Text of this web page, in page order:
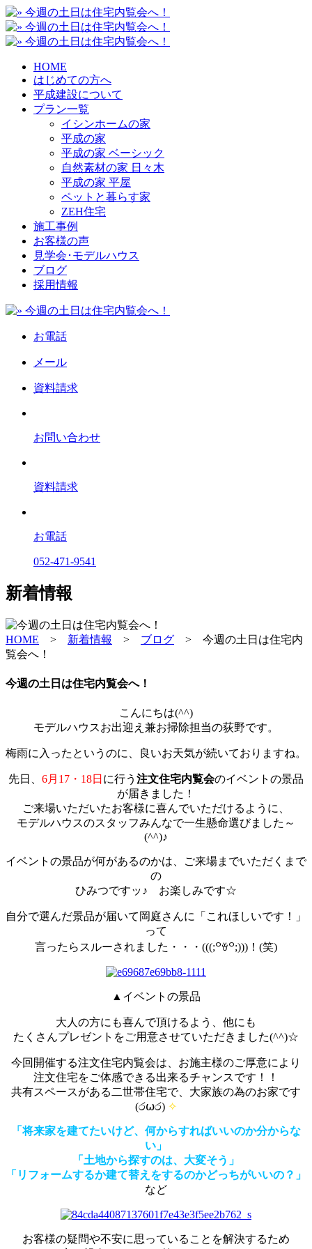
HOME
はじめての方へ
平成建設について
プラン一覧
イシンホームの家
平成の家
平成の家 ベーシック
自然素材の家 日々木
平成の家 平屋
ペットと暮らす家
ZEH住宅
施工事例
お客様の声
見学会･モデルハウス
ブログ
採用情報
お電話
メール
資料請求
お問い合わせ
資料請求
お電話
052-471-9541
新着情報
HOME > 新着情報 > ブログ > 今週の土日は住宅内
覧会へ！
今週の土日は住宅内覧会へ！
こんにちは(^^)
モデルハウスお出迎え兼お掃除担当の荻野です。
梅雨に入ったというのに、良いお天気が続いておりますね。
先日、 6月17・18日 に行う 注文住宅内覧会のイベントの景品
が届きました！
ご来場いただいたお客様に喜んでいただけるように、
モデルハウスのスタッフみんなで一生懸命選びました～
(^^)♪
イベントの景品が何があるのかは、ご来場までいただくまで
の
ひみつですッ♪ お楽しみです☆
自分で選んだ景品が届いて岡庭さんに「これほしいです！」
って
言ったらスルーされました・・・(((;꒪ꈊ꒪;)))！(笑)
▲イベントの景品
大人の方にも喜んで頂けるよう、他にも
たくさんプレゼントをご用意させていただきました(^^)☆
今回開催する注文住宅内覧会は、お施主様のご厚意により
注文住宅をご体感できる出来るチャンスです！！
共有スペースがある二世帯住宅で、大家族の為のお家です
(ර⍵ර) ✧
「将来家を建てたいけど、何からすればいいのか分からな
い」
「土地から探すのは、大変そう」
「リフォームするか建て替えをするのかどっちがいいの？」
など
お客様の疑問や不安に思っていることを解決するため